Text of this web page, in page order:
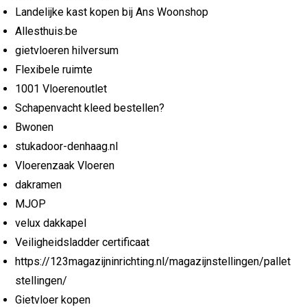
Landelijke kast kopen bij Ans Woonshop
Allesthuis.be
gietvloeren hilversum
Flexibele ruimte
1001 Vloerenoutlet
Schapenvacht kleed bestellen?
Bwonen
stukadoor-denhaag.nl
Vloerenzaak Vloeren
dakramen
MJOP
velux dakkapel
Veiligheidsladder certificaat
https://123magazijninrichting.nl/magazijnstellingen/pallet
stellingen/
Gietvloer kopen